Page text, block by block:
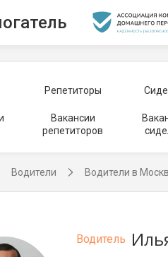
Репетиторы
Вакансии
репетиторов
Водители Водители в
Водитель